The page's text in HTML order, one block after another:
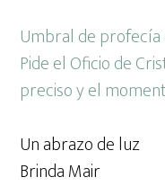
Umbral de
Pide el Oficio de
preciso y el
Un abrazo de luz
Brinda Mair